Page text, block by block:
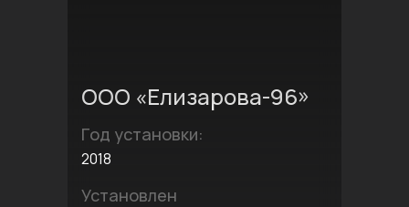
ООО «Елизарова-96»
Год установки:
2018
Установлен